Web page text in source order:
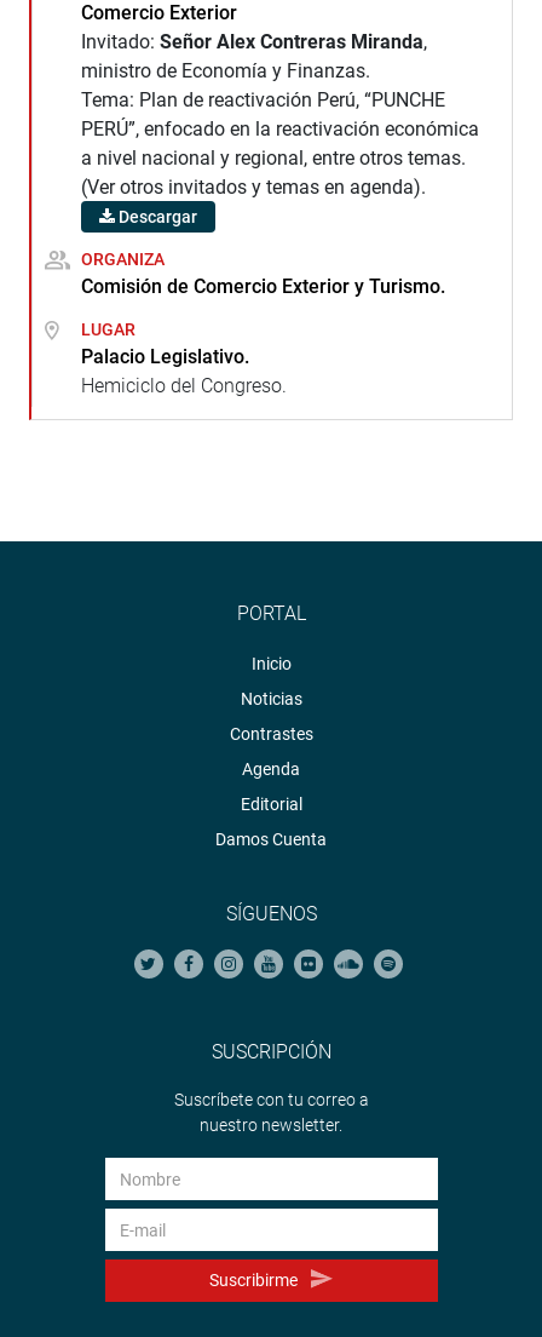
Comercio Exterior
Invitado: Señor Alex Contreras Miranda,
ministro de Economía y Finanzas.
Tema: Plan de reactivación Perú, “PUNCHE
PERÚ”, enfocado en la reactivación económica
a nivel nacional y regional, entre otros temas.
(Ver otros invitados y temas en agenda).
Descargar
ORGANIZA
Comisión de Comercio Exterior y Turismo.
LUGAR
Palacio Legislativo.
Hemiciclo del Congreso.
PORTAL
Inicio
Noticias
Contrastes
Agenda
Editorial
Damos Cuenta
SÍGUENOS
SUSCRIPCIÓN
Suscríbete con tu correo a
nuestro newsletter.
Suscribirme